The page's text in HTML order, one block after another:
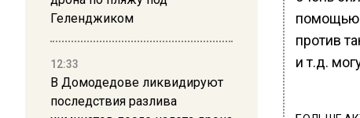
Геленджиком
12:33
В Домодедове ликвидируют
последствия разлива
помощью
против
и т.д.